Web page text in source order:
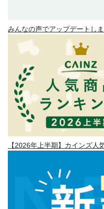
みんなの声でアップデートし
【2026年上半期】カインズ人